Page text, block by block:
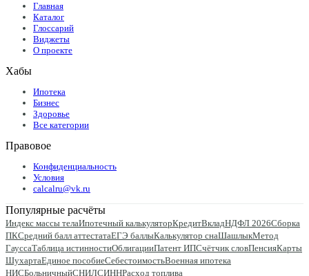
Главная
Каталог
Глоссарий
Виджеты
О проекте
Хабы
Ипотека
Бизнес
Здоровье
Все категории
Правовое
Конфиденциальность
Условия
calcalru@vk.ru
Популярные расчёты
Индекс массы телаИпотечный калькуляторКредитВкладНДФЛ 2026Сборка
ПКСредний балл аттестатаЕГЭ баллыКалькулятор снаШашлыкМетод
ГауссаТаблица истинностиОблигацииПатент ИПСчётчик словПенсияКарты
ШухартаЕдиное пособиеСебестоимостьВоенная ипотека
НИСБольничныйСНИЛСИННРасход топлива